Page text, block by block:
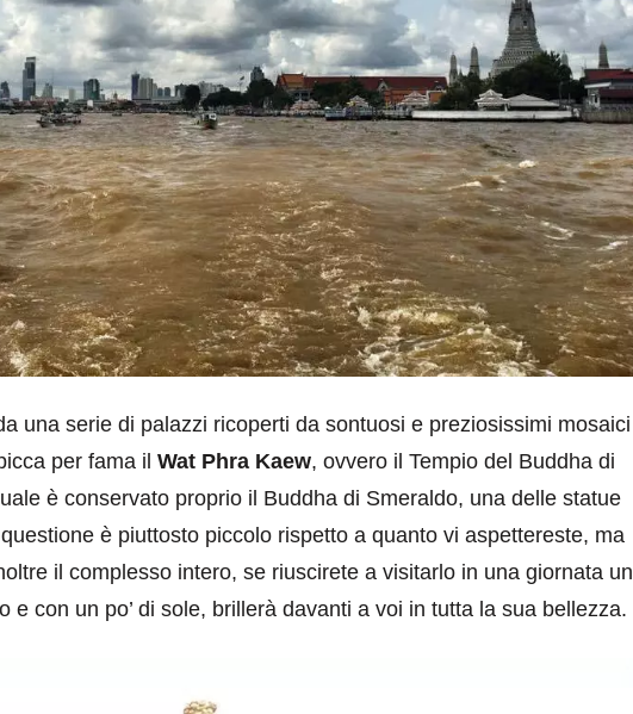
una serie di palazzi ricoperti da sontuosi e preziosissimi mosaici
per fama il Wat Phra Kaew, ovvero il Tempio del Buddha di
è conservato proprio il Buddha di Smeraldo, una delle statue
è piuttosto piccolo rispetto a quanto vi aspettereste, ma
il complesso intero, se riuscirete a visitarlo in una giornata un
e con un po’ di sole, brillerà davanti a voi in tutta la sua bellezza.